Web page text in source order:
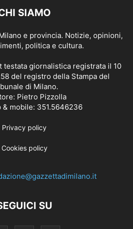
SIAMO
e provincia. Notizie, opinioni,
politica e cultura.
giornalistica registrata il 10
del registro della Stampa del
di Milano.
Pietro Pizzolla
& mobile: 351.5646236
Privacy policy
Cookies policy
SU